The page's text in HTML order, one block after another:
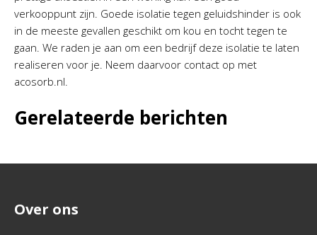
verkooppunt zijn. Goede isolatie tegen geluidshinder is ook
in de meeste gevallen geschikt om kou en tocht tegen te
gaan. We raden je aan om een bedrijf deze isolatie te laten
realiseren voor je. Neem daarvoor contact op met
acosorb.nl.
Gerelateerde berichten
Over ons